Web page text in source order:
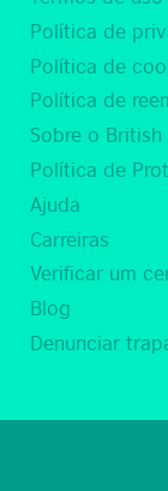
Política de
Política de
Política de
Sobre o British
Política de
Ajuda
Carreiras
Verificar um
Blog
Denunciar